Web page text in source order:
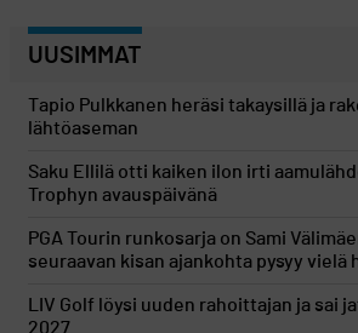
UUSIMMAT
Tapio Pulkkanen heräsi takaysillä ja
lähtöaseman
Saku Ellilä otti kaiken ilon irti
Trophyn avauspäivänä
PGA Tourin runkosarja on Sami
seuraavan kisan ajankohta pysyy vielä
LIV Golf löysi uuden rahoittajan ja sai
2027